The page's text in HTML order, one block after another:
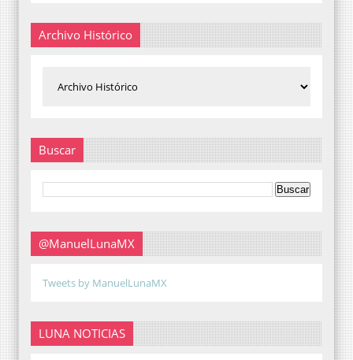
Archivo Histórico
Buscar
@ManuelLunaMX
Tweets by ManuelLunaMX
LUNA NOTICIAS